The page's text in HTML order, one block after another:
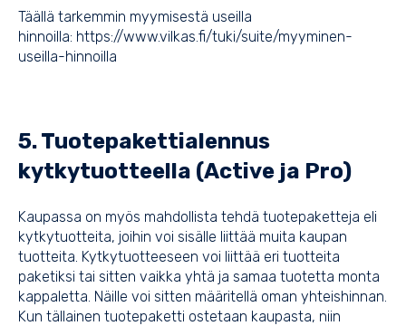
Täällä tarkemmin myymisestä useilla
hinnoilla: https://www.vilkas.fi/tuki/suite/myyminen-
useilla-hinnoilla
5. Tuotepakettialennus
kytkytuotteella (Active ja Pro)
Kaupassa on myös mahdollista tehdä tuotepaketteja eli
kytkytuotteita, joihin voi sisälle liittää muita kaupan
tuotteita. Kytkytuotteeseen voi liittää eri tuotteita
paketiksi tai sitten vaikka yhtä ja samaa tuotetta monta
kappaletta. Näille voi sitten määritellä oman yhteishinnan.
Kun tällainen tuotepaketti ostetaan kaupasta, niin